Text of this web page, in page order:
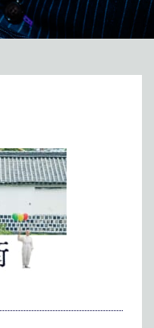
トリー
タビュー
ッフブログ
会社情報